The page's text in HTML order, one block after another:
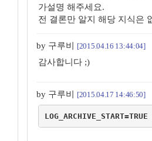
가설명 해주세요.
전 결론만 알지 해당 지식은
by 구루비 [2015.04.16 13:44:04]
감사합니다 ;)
by 구루비 [2015.04.17 14:46:50]
LOG_ARCHIVE_START=TRUE